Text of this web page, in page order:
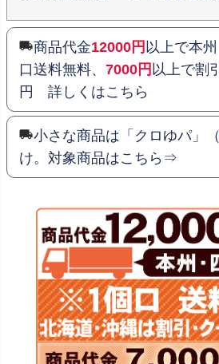
商品代金12000円 以上で本
口送料無料、 7000円 以上で割
円 詳しくはこちら
小さな商品は「クロゆパ」（
け。対象商品はこちら⇒